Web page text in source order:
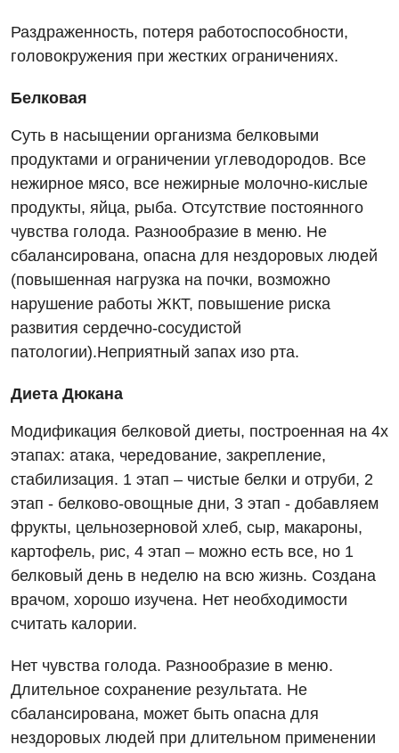
Раздраженность, потеря работоспособности,
головокружения при жестких ограничениях.
Белковая
Суть в насыщении организма белковыми
продуктами и ограничении углеводородов. Все
нежирное мясо, все нежирные молочно-кислые
продукты, яйца, рыба. Отсутствие постоянного
чувства голода. Разнообразие в меню. Не
сбалансирована, опасна для нездоровых людей
(повышенная нагрузка на почки, возможно
нарушение работы ЖКТ, повышение риска
развития сердечно-сосудистой
патологии).Неприятный запах изо рта.
Диета Дюкана
Модификация белковой диеты, построенная на 4х
этапах: атака, чередование, закрепление,
стабилизация. 1 этап – чистые белки и отруби, 2
этап - белково-овощные дни, 3 этап - добавляем
фрукты, цельнозерновой хлеб, сыр, макароны,
картофель, рис, 4 этап – можно есть все, но 1
белковый день в неделю на всю жизнь. Создана
врачом, хорошо изучена. Нет необходимости
считать калории.
Нет чувства голода. Разнообразие в меню.
Длительное сохранение результата. Не
сбалансирована, может быть опасна для
нездоровых людей при длительном применении